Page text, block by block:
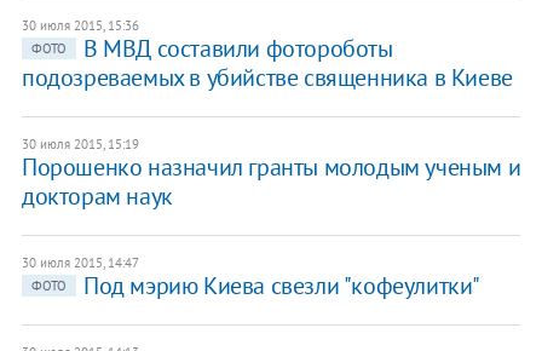
30 июля 2015, 15:36
ФОТО
В МВД составили фотороботы
подозреваемых в убийстве священника в Киеве
30 июля 2015, 15:19
Порошенко назначил гранты молодым ученым и
докторам наук
30 июля 2015, 14:47
ФОТО
Под мэрию Киева свезли "кофеулитки"